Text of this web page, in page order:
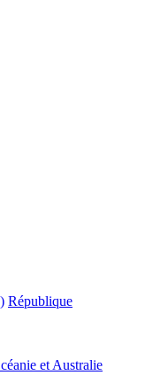
République
et Australie